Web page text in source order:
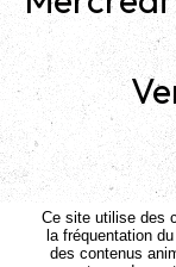
Site
Ce site utilise des
la fréquentation
des contenus